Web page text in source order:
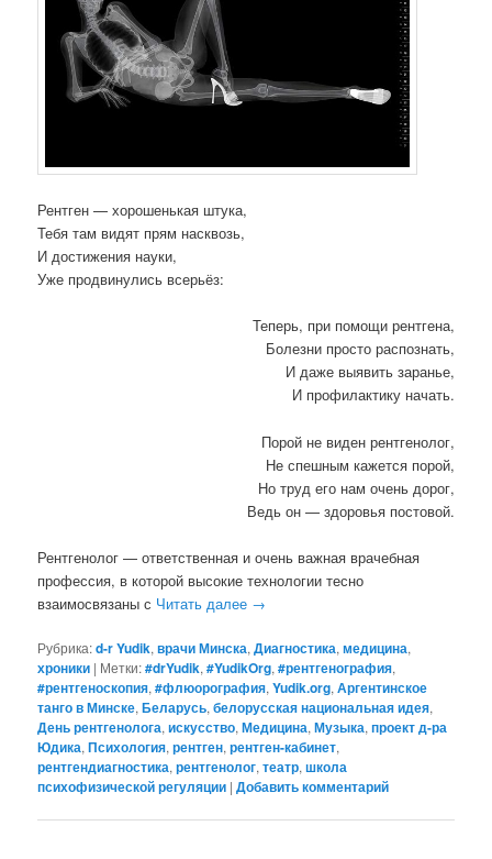
Рентген — хорошенькая штука,
Тебя там видят прям насквозь,
И достижения науки,
Уже продвинулись всерьёз:
Теперь, при помощи рентгена,
Болезни просто распознать,
И даже выявить заранье,
И профилактику начать.
Порой не виден рентгенолог,
Не спешным кажется порой,
Но труд его нам очень дорог,
Ведь он — здоровья постовой.
Рентгенолог — ответственная и очень важная врачебная
профессия, в которой высокие технологии тесно
взаимосвязаны с Читать далее →
Рубрика:d-r Yudik,врачи Минска,Диагностика,медицина,
хроники | Метки:#‎drYudik,#YudikOrg,#рентгенография,
#рентгеноскопия,#флюорография,Yudik.org,Аргентинское
танго в Минске,Беларусь,белорусская национальная идея,
День рентгенолога,искусство,Медицина,Музыка,проект д-ра
Юдика,Психология,рентген,рентген-кабинет,
рентгендиагностика,рентгенолог,театр,школа
психофизической регуляции |Добавить комментарий